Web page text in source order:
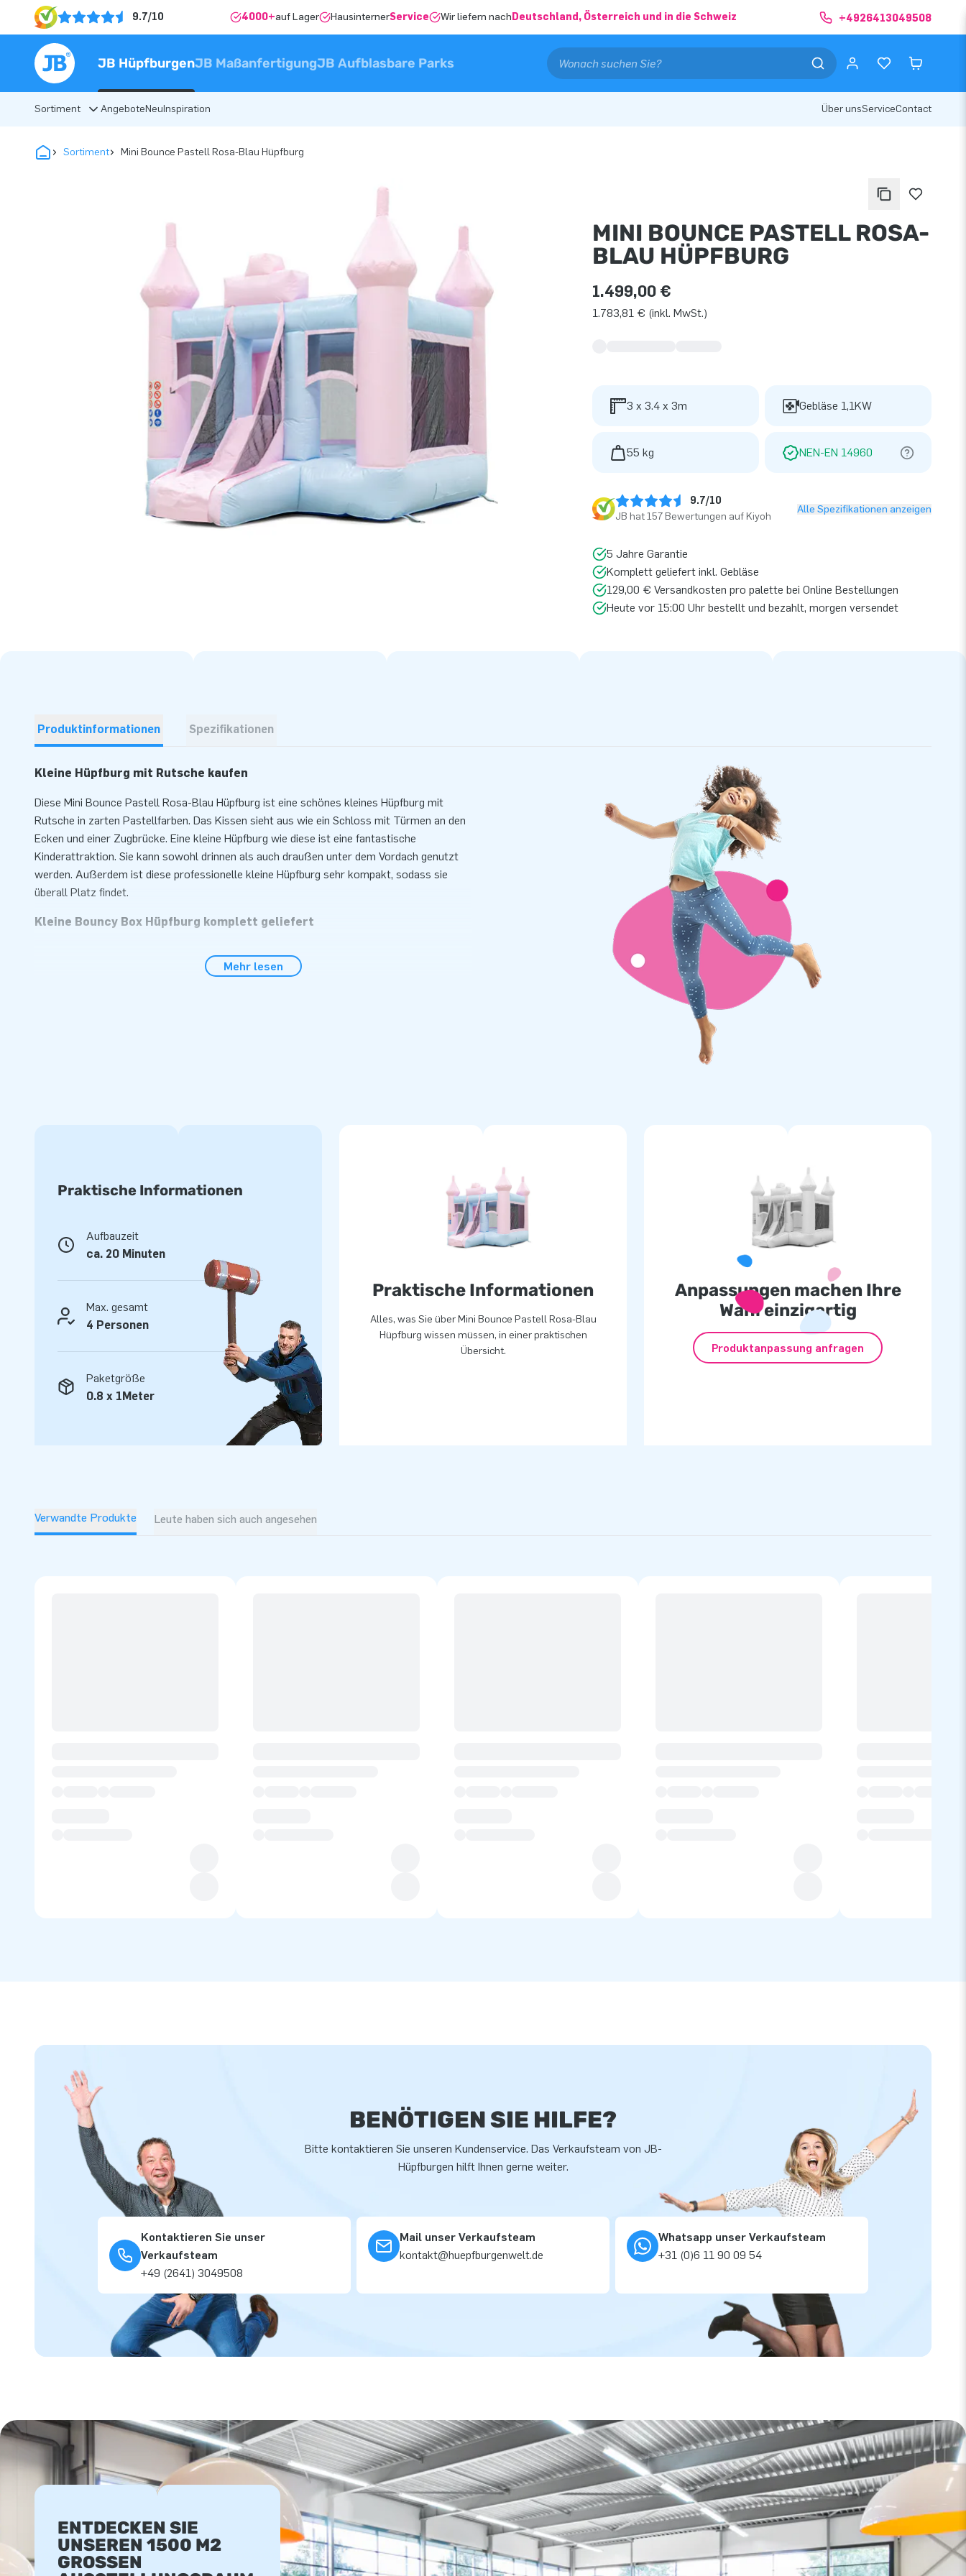
9.7/10 4000+auf Lager HausinternerService Wir liefern nach Deutschland, Österreich und in die Schweiz +4926413049508
JB HüpfburgenJB MaßanfertigungJB Aufblasbare Parks
Sortiment AngeboteNeuInspiration Über unsServiceContact
Sortiment Mini Bounce Pastell Rosa-Blau Hüpfburg
MINI BOUNCE PASTELL ROSA-
BLAU HÜPFBURG
1.499,00 €
1.783,81 € (inkl. MwSt.)
3 x 3.4 x 3m Gebläse 1,1KW
55 kg NEN-EN 14960
9.7/10
JB hat 157 Bewertungen auf Kiyoh
Alle Spezifikationen anzeigen
5 Jahre Garantie
Komplett geliefert inkl. Gebläse
129,00 € Versandkosten pro palette bei Online Bestellungen
Heute vor 15:00 Uhr bestellt und bezahlt, morgen versendet
Produktinformationen Spezifikationen
Kleine Hüpfburg mit Rutsche kaufen
Diese Mini Bounce Pastell Rosa-Blau Hüpfburg ist eine schönes kleines Hüpfburg mit
Rutsche in zarten Pastellfarben. Das Kissen sieht aus wie ein Schloss mit Türmen an den
Ecken und einer Zugbrücke. Eine kleine Hüpfburg wie diese ist eine fantastische
Kinderattraktion. Sie kann sowohl drinnen als auch draußen unter dem Vordach genutzt
werden. Außerdem ist diese professionelle kleine Hüpfburg sehr kompakt, sodass sie
überall Platz findet.
Kleine Bouncy Box Hüpfburg komplett geliefert
Handbuch geliefert. Die Hüpfburg kann schnell und einfach aufgebaut werden. Perfekt
Mehr lesen
Praktische Informationen
Aufbauzeit
ca. 20 Minuten
Max. gesamt
4 Personen
Paketgröße
0.8 x 1Meter
Praktische Informationen
Alles, was Sie über Mini Bounce Pastell Rosa-Blau
Hüpfburg wissen müssen, in einer praktischen
Übersicht.
Anpassungen machen Ihre
Wahl einzigartig
Produktanpassung anfragen
Verwandte Produkte Leute haben sich auch angesehen
BENÖTIGEN SIE HILFE?
Bitte kontaktieren Sie unseren Kundenservice. Das Verkaufsteam von JB-
Hüpfburgen hilft Ihnen gerne weiter.
Kontaktieren Sie unser
Verkaufsteam
+49 (2641) 3049508
Mail unser Verkaufsteam
kontakt@huepfburgenwelt.de
Whatsapp unser Verkaufsteam
+31 (0)6 11 90 09 54
ENTDECKEN SIE
UNSEREN 1500 M2
GROSSEN A